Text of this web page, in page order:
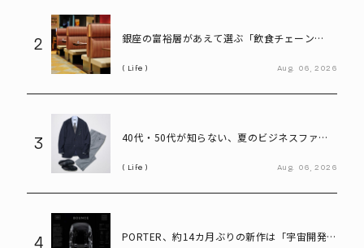
2
銀座の富裕層があえて選ぶ「飲食チェーン
Life Aug. 06, 2026
3
40代・50代が知らない、夏のビジネスファッ
Life Aug. 06, 2026
4
PORTER、約14カ月ぶりの新作は「宇宙開発素